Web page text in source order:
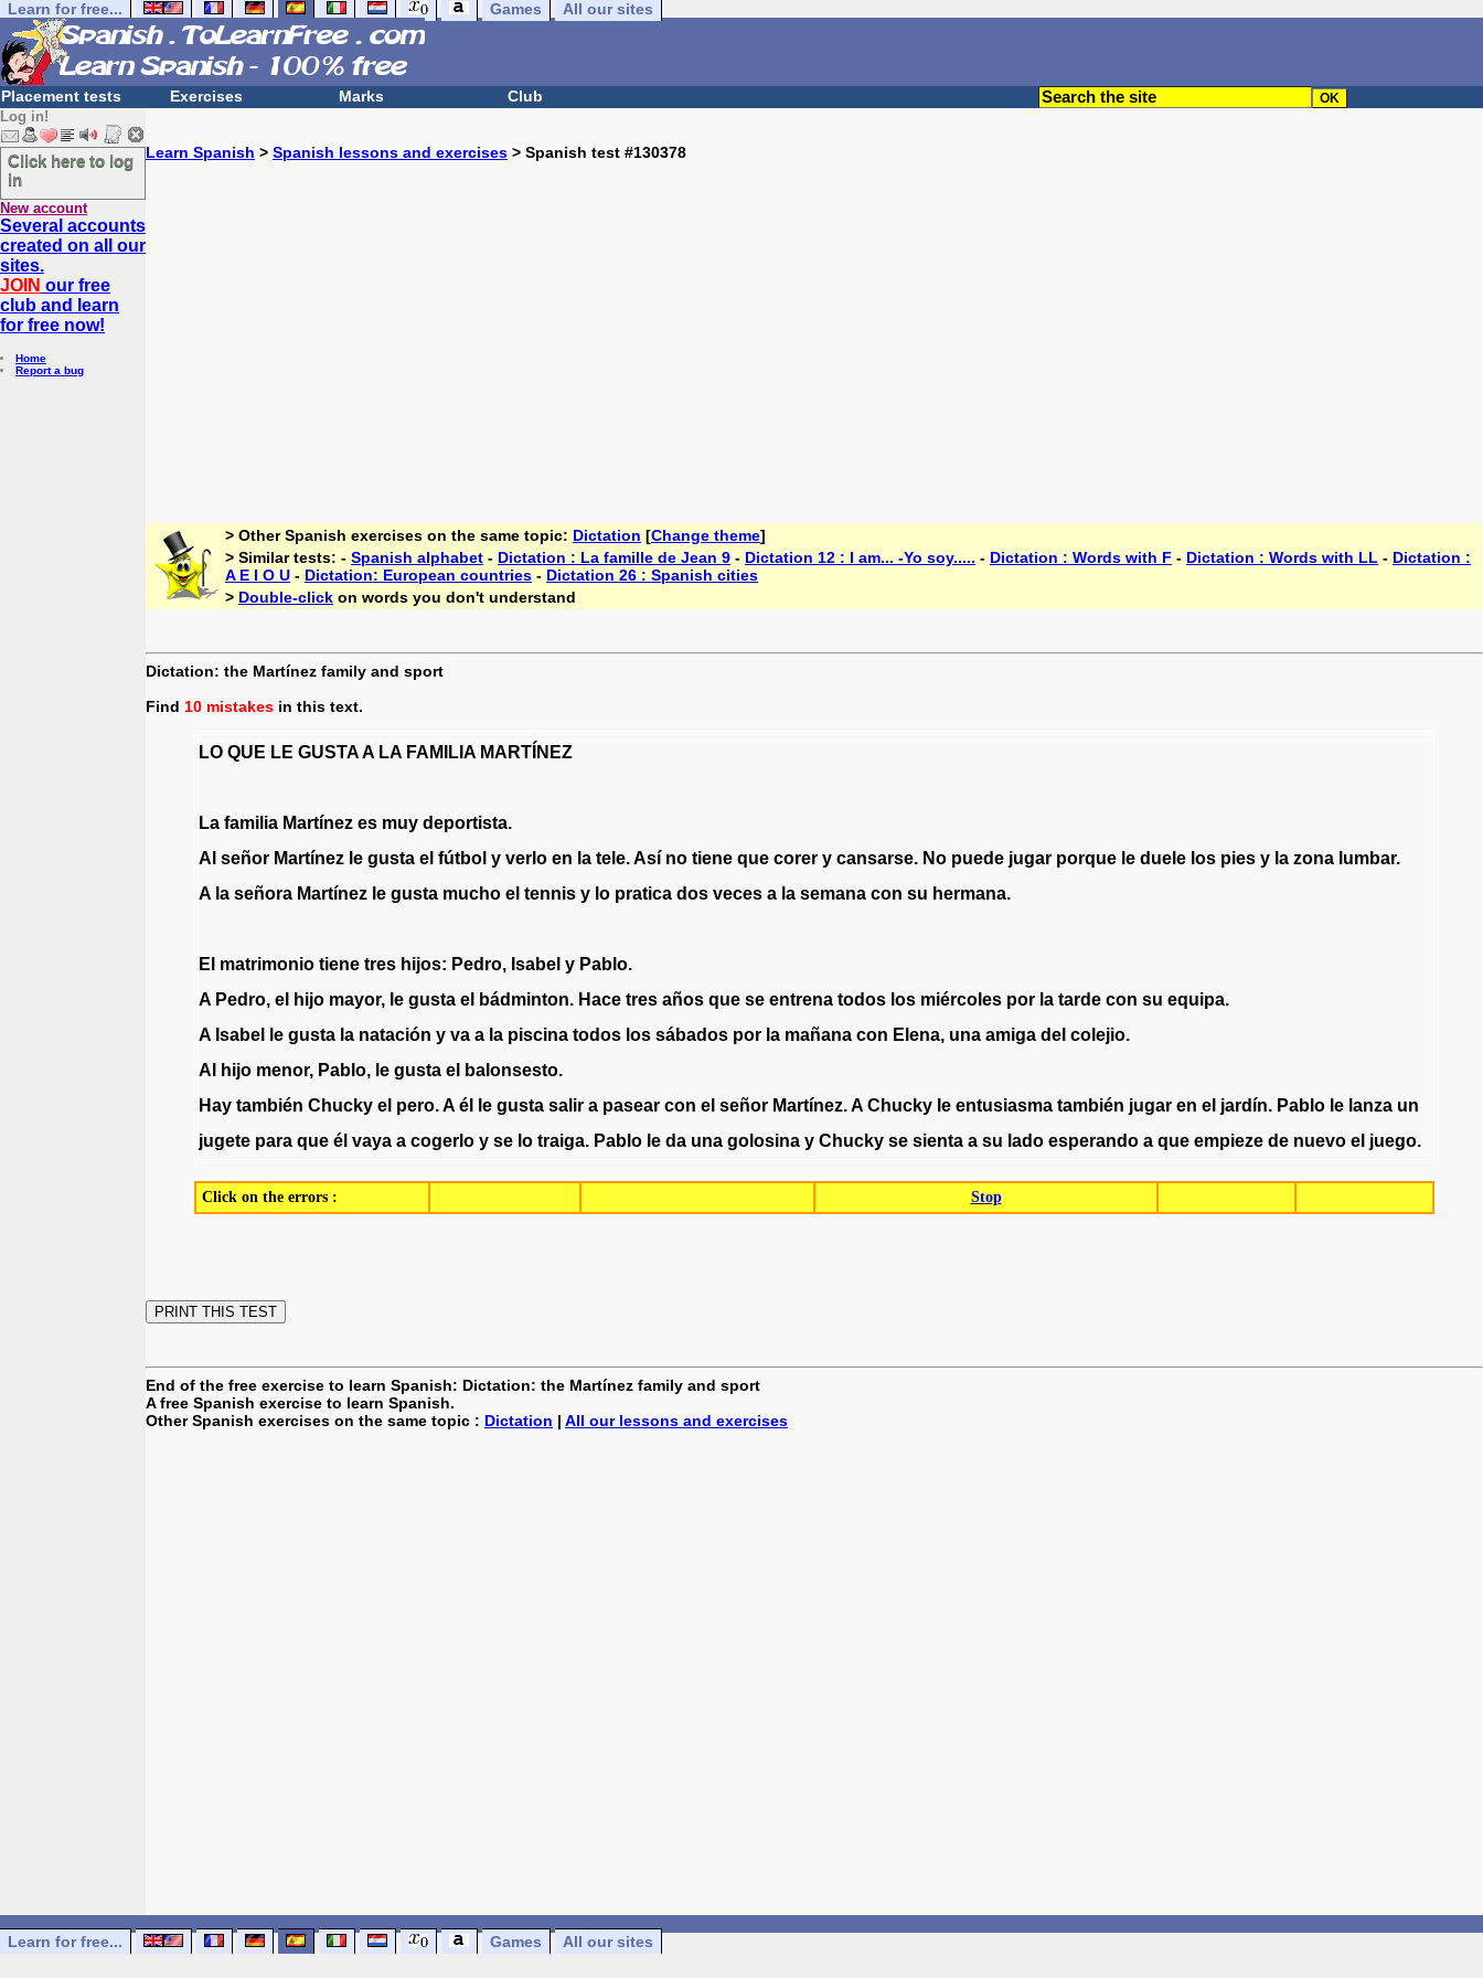
Learn for free... Games All our sites
Placement tests Exercises Marks Club
Log in!
Click here to log
in
New account
Several accounts
created on all our
sites.
JOIN our free
club and learn
for free now!
Home
Report a bug
Learn Spanish > Spanish lessons and exercises > Spanish test #130378
> Other Spanish exercises on the same topic: Dictation [Change theme]
> Similar tests: - Spanish alphabet - Dictation : La famille de Jean 9 - Dictation 12 : I am... -Yo soy..... - Dictation : Words with F - Dictation : Words with LL - Dictation :
A E I O U - Dictation: European countries - Dictation 26 : Spanish cities
> Double-click on words you don't understand
Dictation: the Martínez family and sport
Find 10 mistakes in this text.
LO QUE LE GUSTAA LA FAMILIA MARTÍNEZ
La familia Martínez es muy deportista.
Al señor Martínez le gusta el fútbol y verlo en la tele.Así no tiene que corer y cansarse. No puede jugar porque le duele los pies y la zona lumbar.
A la señora Martínez le gusta mucho el tennis y lo pratica dos veces a la semana con su hermana.
El matrimonio tiene tres hijos: Pedro, Isabel y Pablo.
A Pedro, el hijo mayor, le gusta el bádminton. Hace tres años que se entrena todos los miércoles por la tarde con su equipa.
A Isabel le gusta la natación y va a la piscina todos los sábados por la mañana con Elena, una amiga del colejio.
Al
hijo menor, Pablo, le gusta el balonsesto.
Hay también Chucky el pero.A él le gusta salir a pasear con el señor Martínez.A Chucky le entusiasma también jugar en el jardín. Pablo le lanza un
jugete para que él vaya a cogerlo y se lo traiga. Pablo le da una golosina y Chucky se sienta a su lado esperando a que empieze de nuevo el juego.
Click on the errors : Stop
End of the free exercise to learn Spanish: Dictation: the Martínez family and sport
A free Spanish exercise to learn Spanish.
Other Spanish exercises on the same topic : Dictation | All our lessons and exercises
Learn for free... Games All our sites